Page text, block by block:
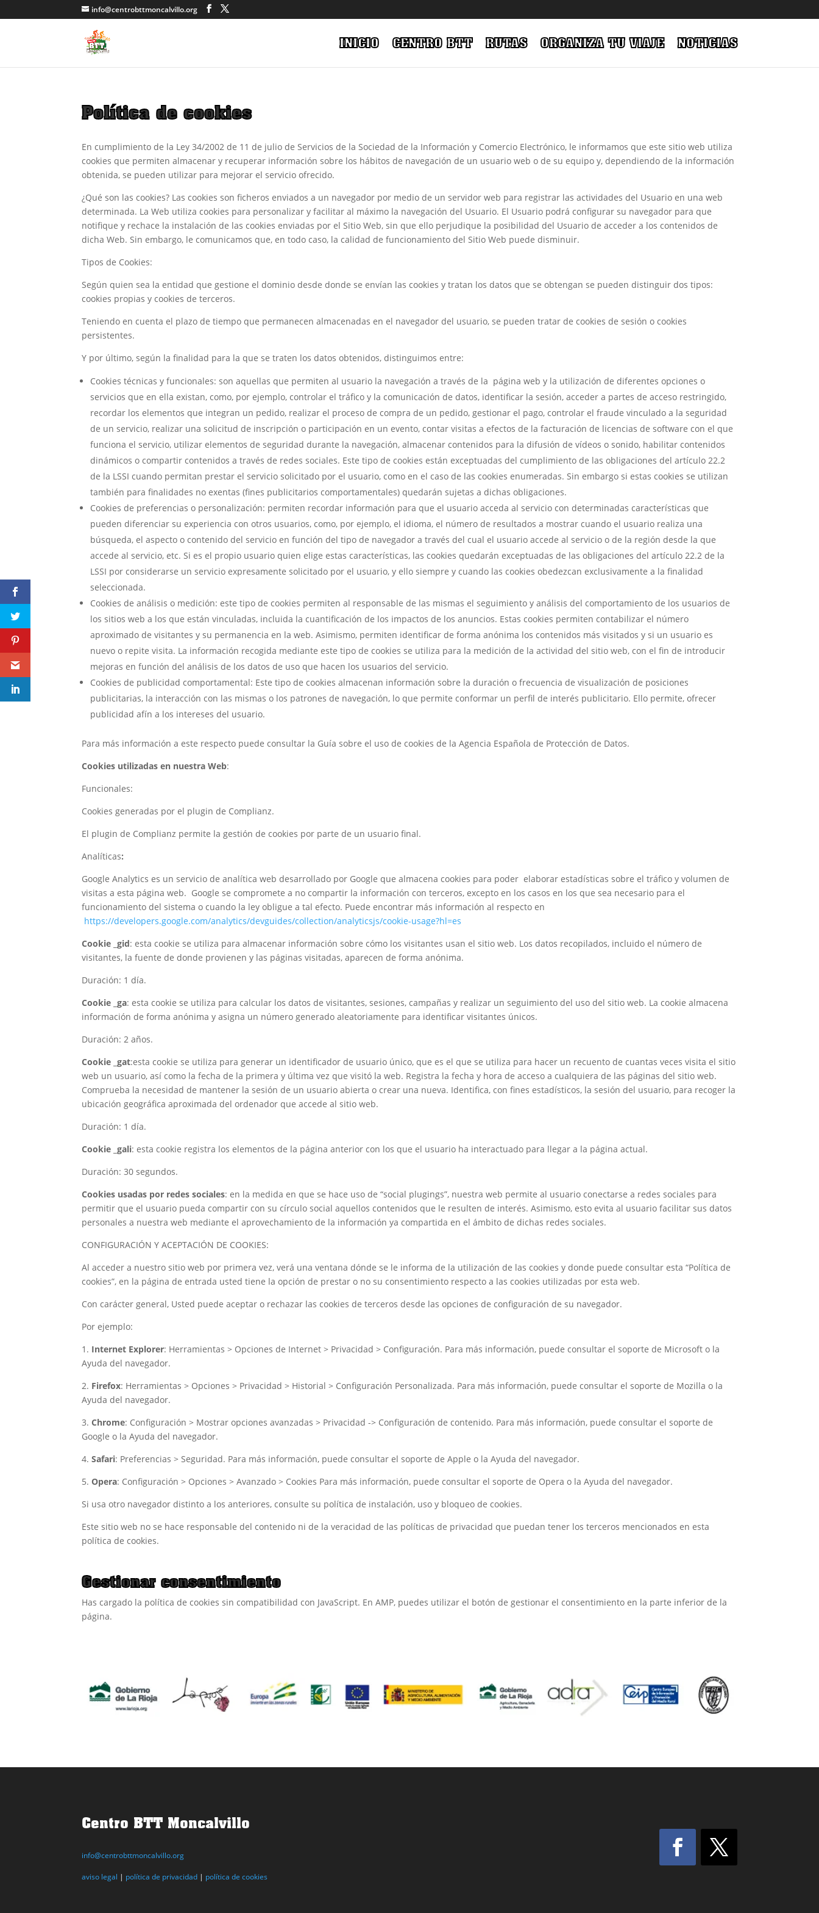
info@centrobttmoncalvillo.org
INICIO CENTRO BTT RUTAS ORGANIZA TU VIAJE NOTICIAS
Política de cookies
En cumplimiento de la Ley 34/2002 de 11 de julio de Servicios de la Sociedad de la Información y Comercio Electrónico, le informamos que este sitio web utiliza
cookies que permiten almacenar y recuperar información sobre los hábitos de navegación de un usuario web o de su equipo y, dependiendo de la información
obtenida, se pueden utilizar para mejorar el servicio ofrecido.
¿Qué son las cookies? Las cookies son ficheros enviados a un navegador por medio de un servidor web para registrar las actividades del Usuario en una web
determinada. La Web utiliza cookies para personalizar y facilitar al máximo la navegación del Usuario. El Usuario podrá configurar su navegador para que
notifique y rechace la instalación de las cookies enviadas por el Sitio Web, sin que ello perjudique la posibilidad del Usuario de acceder a los contenidos de
dicha Web. Sin embargo, le comunicamos que, en todo caso, la calidad de funcionamiento del Sitio Web puede disminuir.
Tipos de Cookies:
Según quien sea la entidad que gestione el dominio desde donde se envían las cookies y tratan los datos que se obtengan se pueden distinguir dos tipos:
cookies propias y cookies de terceros.
Teniendo en cuenta el plazo de tiempo que permanecen almacenadas en el navegador del usuario, se pueden tratar de cookies de sesión o cookies
persistentes.
Y por último, según la finalidad para la que se traten los datos obtenidos, distinguimos entre:
Cookies técnicas y funcionales: son aquellas que permiten al usuario la navegación a través de la página web y la utilización de diferentes opciones o
servicios que en ella existan, como, por ejemplo, controlar el tráfico y la comunicación de datos, identificar la sesión, acceder a partes de acceso restringido,
recordar los elementos que integran un pedido, realizar el proceso de compra de un pedido, gestionar el pago, controlar el fraude vinculado a la seguridad
de un servicio, realizar una solicitud de inscripción o participación en un evento, contar visitas a efectos de la facturación de licencias de software con el que
funciona el servicio, utilizar elementos de seguridad durante la navegación, almacenar contenidos para la difusión de vídeos o sonido, habilitar contenidos
dinámicos o compartir contenidos a través de redes sociales. Este tipo de cookies están exceptuadas del cumplimiento de las obligaciones del artículo 22.2
de la LSSI cuando permitan prestar el servicio solicitado por el usuario, como en el caso de las cookies enumeradas. Sin embargo si estas cookies se utilizan
también para finalidades no exentas (fines publicitarios comportamentales) quedarán sujetas a dichas obligaciones.
Cookies de preferencias o personalización: permiten recordar información para que el usuario acceda al servicio con determinadas características que
pueden diferenciar su experiencia con otros usuarios, como, por ejemplo, el idioma, el número de resultados a mostrar cuando el usuario realiza una
búsqueda, el aspecto o contenido del servicio en función del tipo de navegador a través del cual el usuario accede al servicio o de la región desde la que
accede al servicio, etc. Si es el propio usuario quien elige estas características, las cookies quedarán exceptuadas de las obligaciones del artículo 22.2 de la
LSSI por considerarse un servicio expresamente solicitado por el usuario, y ello siempre y cuando las cookies obedezcan exclusivamente a la finalidad
seleccionada.
Cookies de análisis o medición: este tipo de cookies permiten al responsable de las mismas el seguimiento y análisis del comportamiento de los usuarios de
los sitios web a los que están vinculadas, incluida la cuantificación de los impactos de los anuncios. Estas cookies permiten contabilizar el número
aproximado de visitantes y su permanencia en la web. Asimismo, permiten identificar de forma anónima los contenidos más visitados y si un usuario es
nuevo o repite visita. La información recogida mediante este tipo de cookies se utiliza para la medición de la actividad del sitio web, con el fin de introducir
mejoras en función del análisis de los datos de uso que hacen los usuarios del servicio.
Cookies de publicidad comportamental: Este tipo de cookies almacenan información sobre la duración o frecuencia de visualización de posiciones
publicitarias, la interacción con las mismas o los patrones de navegación, lo que permite conformar un perfil de interés publicitario. Ello permite, ofrecer
publicidad afín a los intereses del usuario.
Para más información a este respecto puede consultar la Guía sobre el uso de cookies de la Agencia Española de Protección de Datos.
Cookies utilizadas en nuestra Web:
Funcionales:
Cookies generadas por el plugin de Complianz.
El plugin de Complianz permite la gestión de cookies por parte de un usuario final.
Analíticas:
Google Analytics es un servicio de analítica web desarrollado por Google que almacena cookies para poder elaborar estadísticas sobre el tráfico y volumen de
visitas a esta página web. Google se compromete a no compartir la información con terceros, excepto en los casos en los que sea necesario para el
funcionamiento del sistema o cuando la ley obligue a tal efecto. Puede encontrar más información al respecto en
https://developers.google.com/analytics/devguides/collection/analyticsjs/cookie-usage?hl=es
Cookie _gid: esta cookie se utiliza para almacenar información sobre cómo los visitantes usan el sitio web. Los datos recopilados, incluido el número de
visitantes, la fuente de donde provienen y las páginas visitadas, aparecen de forma anónima.
Duración: 1 día.
Cookie _ga: esta cookie se utiliza para calcular los datos de visitantes, sesiones, campañas y realizar un seguimiento del uso del sitio web. La cookie almacena
información de forma anónima y asigna un número generado aleatoriamente para identificar visitantes únicos.
Duración: 2 años.
Cookie _gat:esta cookie se utiliza para generar un identificador de usuario único, que es el que se utiliza para hacer un recuento de cuantas veces visita el sitio
web un usuario, así como la fecha de la primera y última vez que visitó la web. Registra la fecha y hora de acceso a cualquiera de las páginas del sitio web.
Comprueba la necesidad de mantener la sesión de un usuario abierta o crear una nueva. Identifica, con fines estadísticos, la sesión del usuario, para recoger la
ubicación geográfica aproximada del ordenador que accede al sitio web.
Duración: 1 día.
Cookie _gali: esta cookie registra los elementos de la página anterior con los que el usuario ha interactuado para llegar a la página actual.
Duración: 30 segundos.
Cookies usadas por redes sociales: en la medida en que se hace uso de “social plugings”, nuestra web permite al usuario conectarse a redes sociales para
permitir que el usuario pueda compartir con su círculo social aquellos contenidos que le resulten de interés. Asimismo, esto evita al usuario facilitar sus datos
personales a nuestra web mediante el aprovechamiento de la información ya compartida en el ámbito de dichas redes sociales.
CONFIGURACIÓN Y ACEPTACIÓN DE COOKIES:
Al acceder a nuestro sitio web por primera vez, verá una ventana dónde se le informa de la utilización de las cookies y donde puede consultar esta “Política de
cookies”, en la página de entrada usted tiene la opción de prestar o no su consentimiento respecto a las cookies utilizadas por esta web.
Con carácter general, Usted puede aceptar o rechazar las cookies de terceros desde las opciones de configuración de su navegador.
Por ejemplo:
1. Internet Explorer: Herramientas > Opciones de Internet > Privacidad > Configuración. Para más información, puede consultar el soporte de Microsoft o la
Ayuda del navegador.
2. Firefox: Herramientas > Opciones > Privacidad > Historial > Configuración Personalizada. Para más información, puede consultar el soporte de Mozilla o la
Ayuda del navegador.
3.Chrome: Configuración > Mostrar opciones avanzadas > Privacidad -> Configuración de contenido. Para más información, puede consultar el soporte de
Google o la Ayuda del navegador.
4.Safari: Preferencias > Seguridad. Para más información, puede consultar el soporte de Apple o la Ayuda del navegador.
5.Opera: Configuración > Opciones > Avanzado > Cookies Para más información, puede consultar el soporte de Opera o la Ayuda del navegador.
Si usa otro navegador distinto a los anteriores, consulte su política de instalación, uso y bloqueo de cookies.
Este sitio web no se hace responsable del contenido ni de la veracidad de las políticas de privacidad que puedan tener los terceros mencionados en esta
política de cookies.
Gestionar consentimiento
Has cargado la política de cookies sin compatibilidad con JavaScript. En AMP, puedes utilizar el botón de gestionar el consentimiento en la parte inferior de la
página.
Centro BTT Moncalvillo
info@centrobttmoncalvillo.org
aviso legal | política de privacidad | política de cookies